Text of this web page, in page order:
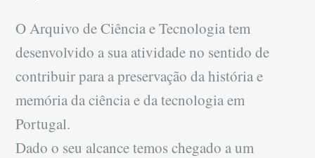
O Arquivo de Ciência e Tecnologia tem
desenvolvido a sua atividade no sentido de
contribuir para a preservação da história e
memória da ciência e da tecnologia em
Portugal.
Dado o seu alcance temos chegado a um